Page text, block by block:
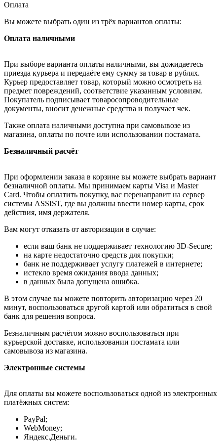
Оплата
Вы можете выбрать один из трёх вариантов оплаты:
Оплата наличными
При выборе варианта оплаты наличными, вы дожидаетесь
приезда курьера и передаёте ему сумму за товар в рублях.
Курьер предоставляет товар, который можно осмотреть на
предмет повреждений, соответствие указанным условиям.
Покупатель подписывает товаросопроводительные
документы, вносит денежные средства и получает чек.
Также оплата наличными доступна при самовывозе из
магазина, оплаты по почте или использовании постамата.
Безналичный расчёт
При оформлении заказа в корзине вы можете выбрать вариант
безналичной оплаты. Мы принимаем карты Visa и Master
Card. Чтобы оплатить покупку, вас перенаправит на сервер
системы ASSIST, где вы должны ввести номер карты, срок
действия, имя держателя.
Вам могут отказать от авторизации в случае:
если ваш банк не поддерживает технологию 3D-Secure;
на карте недостаточно средств для покупки;
банк не поддерживает услугу платежей в интернете;
истекло время ожидания ввода данных;
в данных была допущена ошибка.
В этом случае вы можете повторить авторизацию через 20
минут, воспользоваться другой картой или обратиться в свой
банк для решения вопроса.
Безналичным расчётом можно воспользоваться при
курьерской доставке, использовании постамата или
самовывоза из магазина.
Электронные системы
Для оплаты вы можете воспользоваться одной из электронных
платёжных систем:
PayPal;
WebMoney;
Яндекс.Деньги.